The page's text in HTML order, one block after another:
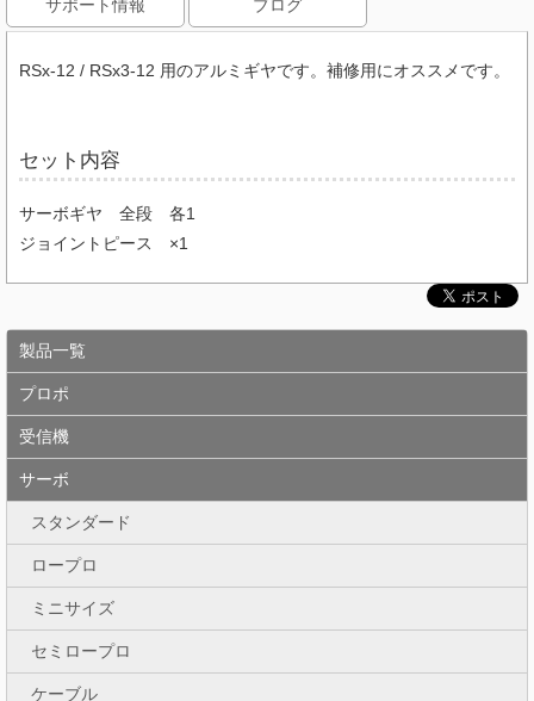
サポート情報 ブログ
RSx-12 / RSx3-12 用のアルミギヤです。補修用にオススメです。
セット内容
サーボギヤ 全段 各1
ジョイントピース ×1
製品一覧
プロポ
受信機
サーボ
スタンダード
ロープロ
ミニサイズ
セミロープロ
ケーブル